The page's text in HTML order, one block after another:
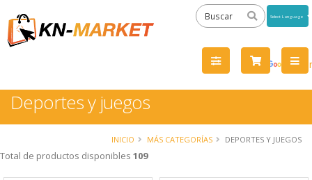
by
Deportes y juegos
INICIO MÁS CATEGORÍAS DEPORTES Y JUEGOS
Total de productos disponibles 109